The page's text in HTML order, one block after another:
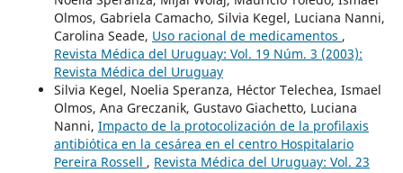
Olmos, Gabriela Camacho, Silvia Kegel, Luciana Nanni,
Carolina Seade, Uso racional de medicamentos ,
Revista Médica del Uruguay: Vol. 19 Núm. 3 (2003):
Revista Médica del Uruguay
Silvia Kegel, Noelia Speranza, Héctor Telechea, Ismael
Olmos, Ana Greczanik, Gustavo Giachetto, Luciana
Nanni, Impacto de la protocolización de la profilaxis
antibiótica en la cesárea en el centro Hospitalario
Pereira Rossell , Revista Médica del Uruguay: Vol. 23